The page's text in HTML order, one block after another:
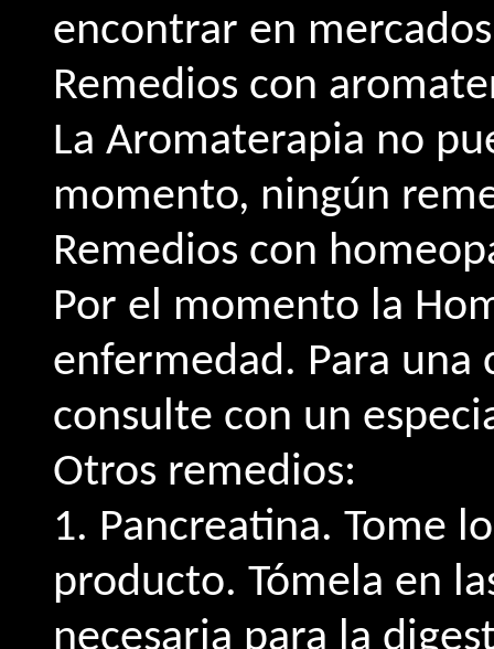
encontrar en
Remedios con
La Aromaterapia no
momento, ningún
Remedios con
Por el momento la
enfermedad. Para una
consulte con un
Otros remedios:
1. Pancreatina. Tome
producto. Tómela en
necesaria para la